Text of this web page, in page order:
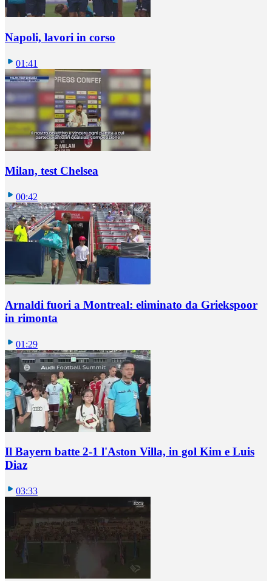
Napoli, lavori in corso
01:41
Milan, test Chelsea
00:42
Arnaldi fuori a Montreal: eliminato da Griekspoor
in rimonta
01:29
Il Bayern batte 2-1 l'Aston Villa, in gol Kim e Luis
Diaz
03:33